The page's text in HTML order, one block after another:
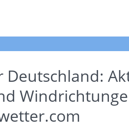
Deutschland: